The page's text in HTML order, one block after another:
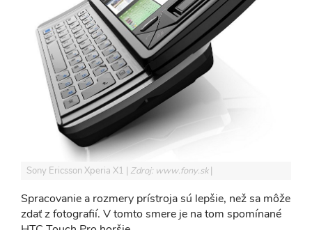
Sony Ericsson Xperia X1 Zdroj: www.fony.sk
Spracovanie a rozmery prístroja sú lepšie, než sa môže
zdať z fotografií. V tomto smere je na tom spomínané